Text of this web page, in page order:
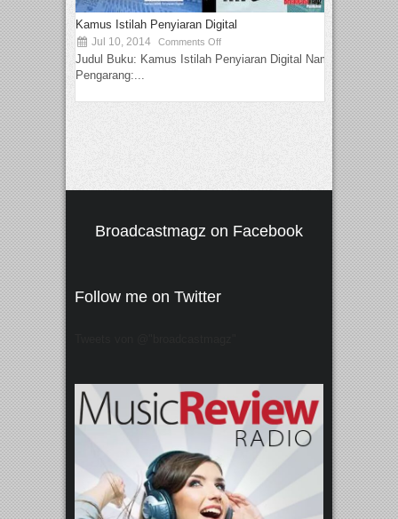
Kamus Istilah Penyiaran Digital
Jul 10, 2014 Comments Off
Judul Buku: Kamus Istilah Penyiaran Digital Nama
Pengarang:...
Broadcastmagz on Facebook
Follow me on Twitter